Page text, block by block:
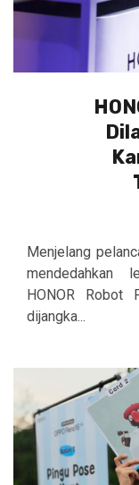
Menjelang
mendedahkan
HONOR Robot
dijangka...